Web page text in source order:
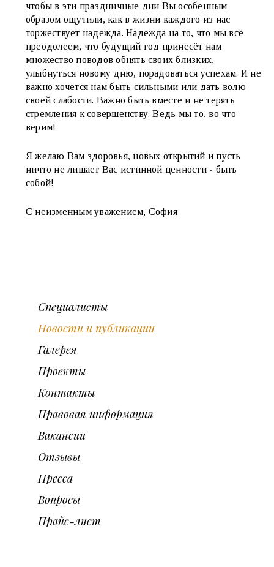
Специалисты
Новости и публикации
Галерея
Проекты
Контакты
Правовая информация
Вакансии
Отзывы
Пресса
Вопросы
Прайс-лист
чтобы в эти праздничные дни Вы особенным
образом ощутили, как в жизни каждого из нас
торжествует надежда. Надежда на то, что мы всё
преодолеем, что будущий год принесёт нам
множество поводов обнять своих близких,
улыбнуться новому дню, порадоваться успехам. И не
важно хочется нам быть сильными или дать волю
своей слабости. Важно быть вместе и не терять
стремления к совершенству. Ведь мы то, во что
верим!
Я желаю Вам здоровья, новых открытий и пусть
ничто не лишает Вас истинной ценности - быть
собой!
С неизменным уважением, София